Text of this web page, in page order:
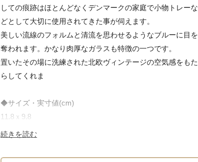
しての痕跡はほとんどなくデンマークの家庭で小物トレーな
どとして大切に使用されてきた事が伺えます。
美しい流線のフォルムと清流を思わせるようなブルーに目を
奪われます。かなり肉厚なガラスも特徴の一つです。
置いたその場に洗練された北欧ヴィンテージの空気感をもた
らしてくれま
◆サイズ・実寸値(cm)
11.8ｘ9.8
高さ 5.4
◆素材
続きを読む